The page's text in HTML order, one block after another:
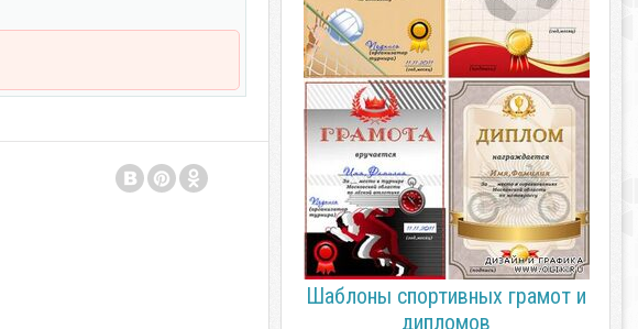
Шаблоны спортивных грамот и
дипломов